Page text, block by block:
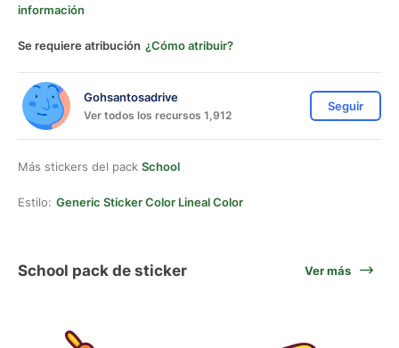
información
Se requiere atribución ¿Cómo atribuir?
Gohsantosadrive
Ver todos los recursos 1,912
Seguir
Más stickers del pack School
Estilo: Generic Sticker Color Lineal Color
School pack de sticker Ver más